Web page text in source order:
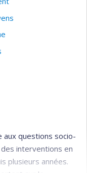
lucratif
aux questions socio-
interventions en
plusieurs années.